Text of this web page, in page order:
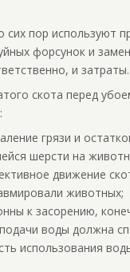
сих пор используют
форсунок и
и затраты.
скота перед
грязи и
шерсти на
движение
животных;
к засорению,
воды должна
использования